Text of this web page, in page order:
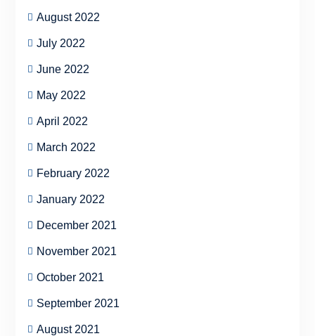
August 2022
July 2022
June 2022
May 2022
April 2022
March 2022
February 2022
January 2022
December 2021
November 2021
October 2021
September 2021
August 2021